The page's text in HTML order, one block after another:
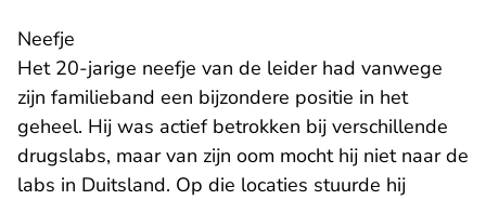
Neefje
Het 20-jarige neefje van de leider had vanwege
zijn familieband een bijzondere positie in het
geheel. Hij was actief betrokken bij verschillende
drugslabs, maar van zijn oom mocht hij niet naar de
labs in Duitsland. Op die locaties stuurde hij